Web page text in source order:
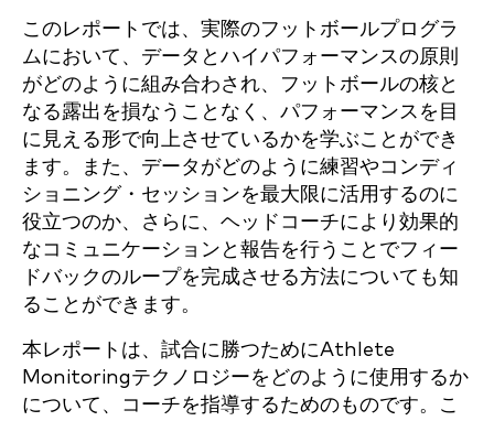
このレポートでは、実際のフットボールプログラ
ムにおいて、データとハイパフォーマンスの原則
がどのように組み合わされ、フットボールの核と
なる露出を損なうことなく、パフォーマンスを目
に見える形で向上させているかを学ぶことができ
ます。また、データがどのように練習やコンディ
ショニング・セッションを最大限に活用するのに
役立つのか、さらに、ヘッドコーチにより効果的
なコミュニケーションと報告を行うことでフィー
ドバックのループを完成させる方法についても知
ることができます。
本レポートは、試合に勝つためにAthlete
Monitoringテクノロジーをどのように使用するか
について、コーチを指導するためのものです。こ